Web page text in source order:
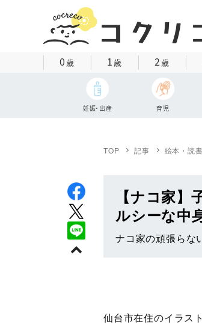
0歳 1歳 2歳
妊娠・出産 育児
TOP 記事 絵本・読書
【ナコ家
ルシーな中
ナコ家の頑張ら
仙台市在住のイラス